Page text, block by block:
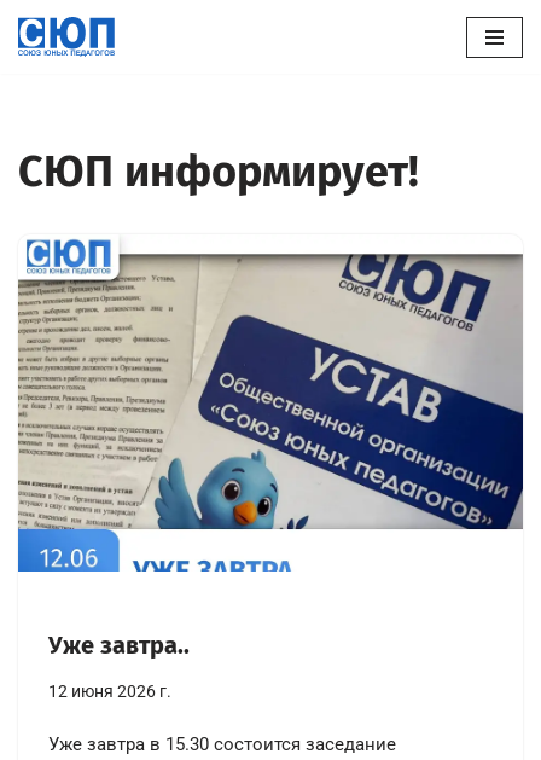
СЮП информирует!
Уже завтра..
12 июня 2026 г.
Уже завтра в 15.30 состоится заседание